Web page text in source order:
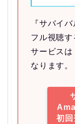
『サバイ
フル視聴
サービス
なります。
初